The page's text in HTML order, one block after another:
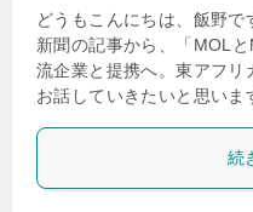
どうもこんにちは、飯野
新聞の記事から、「MOL
流企業と提携へ。東アフリ
お話していきたいと思い
続